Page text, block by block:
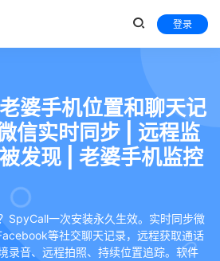
登录
婆手机位置和聊天记
信实时同步 | 远程监
发现 | 老婆手机监控
SpyCall一次安装永久生效。实时同步微
等社交聊天记录，远程获取通话
录音、远程拍照、持续位置追踪。软件